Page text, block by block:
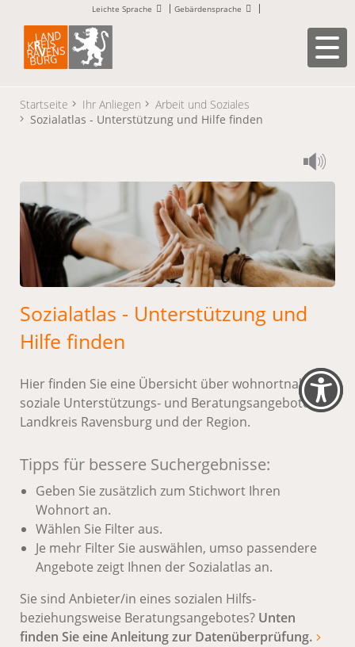
Leichte Sprache Gebärdensprache
Startseite Ihr Anliegen
Arbeit und Soziales
Sozialatlas - Unterstützung und Hilfe finden
Sozialatlas - Unterstützung und
Hilfe finden
Hier finden Sie eine Übersicht über wohnortnahe
soziale Unterstützungs- und Beratungsangebote im
Landkreis Ravensburg und der Region.
Tipps für bessere Suchergebnisse:
Geben Sie zusätzlich zum Stichwort Ihren
Wohnort an.
Wählen Sie Filter aus.
Je mehr Filter Sie auswählen, umso passendere
Angebote zeigt Ihnen der Sozialatlas an.
Sie sind Anbieter/in eines sozialen Hilfs-
beziehungsweise Beratungsangebotes? Unten
finden Sie eine Anleitung zur Datenüberprüfung.